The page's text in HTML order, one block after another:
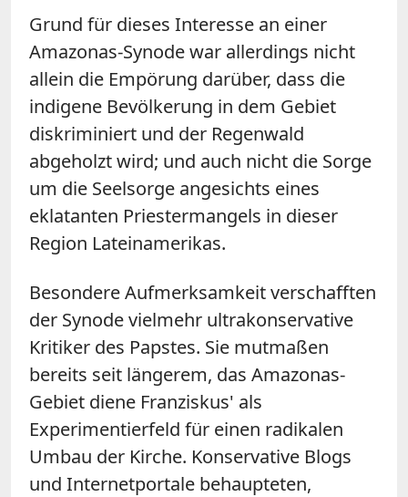
Grund für dieses Interesse an einer
Amazonas-Synode war allerdings nicht
allein die Empörung darüber, dass die
indigene Bevölkerung in dem Gebiet
diskriminiert und der Regenwald
abgeholzt wird; und auch nicht die Sorge
um die Seelsorge angesichts eines
eklatanten Priestermangels in dieser
Region Lateinamerikas.
Besondere Aufmerksamkeit verschafften
der Synode vielmehr ultrakonservative
Kritiker des Papstes. Sie mutmaßen
bereits seit längerem, das Amazonas-
Gebiet diene Franziskus' als
Experimentierfeld für einen radikalen
Umbau der Kirche. Konservative Blogs
und Internetportale behaupteten,